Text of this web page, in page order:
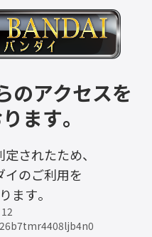
のアクセスを
ます。
されたため、
イのご利用を
ます。